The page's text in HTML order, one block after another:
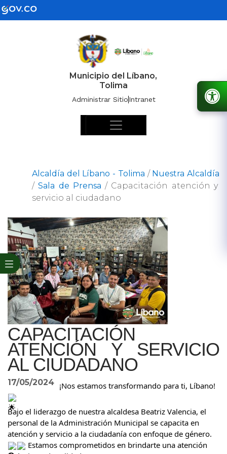
Municipio del Líbano,
Tolima
Administrar SitioIntranet
Alcaldía del Líbano - Tolima / Nuestra Alcaldía
/Sala de Prensa / Capacitación atención y
servicio al ciudadano
CAPACITACIÓN
ATENCIÓN Y SERVICIO
AL CIUDADANO
17/05/2024 ¡Nos estamos transformando para ti, Líbano!
Bajo el liderazgo de nuestra alcaldesa Beatriz Valencia, el
personal de la Administración Municipal se capacita en
atención y servicio a la ciudadanía con enfoque de género.
Estamos comprometidos en brindarte una atención